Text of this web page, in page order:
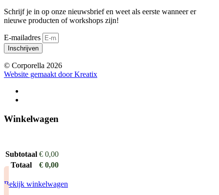
Schrijf je in op onze nieuwsbrief en weet als eerste wanneer er
nieuwe producten of workshops zijn!
E-mailadres
Inschrijven
© Corporella 2026
Website gemaakt door Kreatix
Winkelwagen
Subtotaal € 0,00
Totaal
€ 0,00
Bekijk winkelwagen